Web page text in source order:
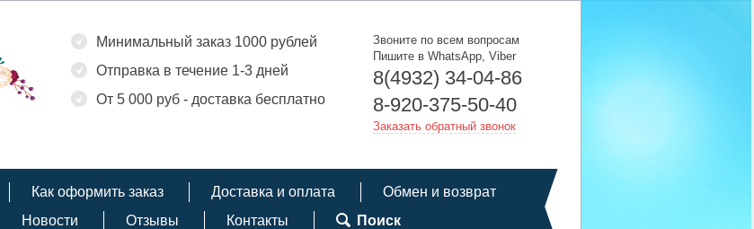
Минимальный заказ 1000 рублей
Отправка в течение 1-3 дней
От 5 000 руб - доставка бесплатно
Звоните по всем вопросам
Пишите в WhatsApp, Viber
8(4932) 34-04-86
8-920-375-50-40
Заказать обратный звонок
Как оформить заказ Доставка и оплата
Обмен и возврат
Новости Отзывы Контакты Поиск